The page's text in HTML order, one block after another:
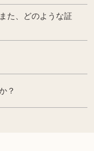
た、どのような証
？